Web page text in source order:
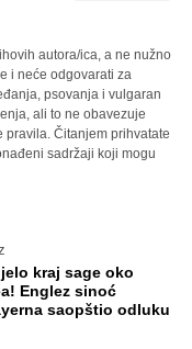
autora/ica, a ne nužno
i neće odgovarati za
psovanja i vulgaran
ali to ne obavezuje
pravila. Čitanjem prihvatate
sadržaji koji mogu
kraj sage oko
Englez sinoć
saopštio odluku